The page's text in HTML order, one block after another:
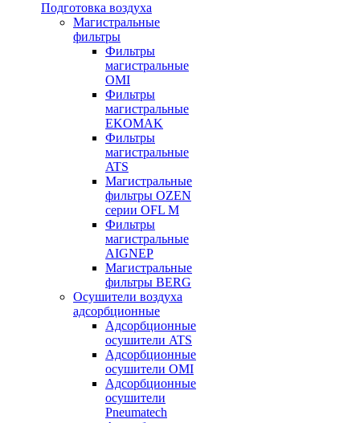
Подготовка воздуха
Магистральные
фильтры
Фильтры
магистральные
OMI
Фильтры
магистральные
EKOMAK
Фильтры
магистральные
ATS
Магистральные
фильтры OZEN
серии OFL M
Фильтры
магистральные
AIGNEP
Магистральные
фильтры BERG
Осушители воздуха
адсорбционные
Адсорбционные
осушители ATS
Адсорбционные
осушители OMI
Адсорбционные
осушители
Pneumatech